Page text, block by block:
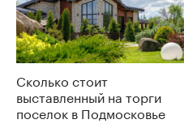
Сколько стоит
выставленный на торги
поселок в Подмосковье